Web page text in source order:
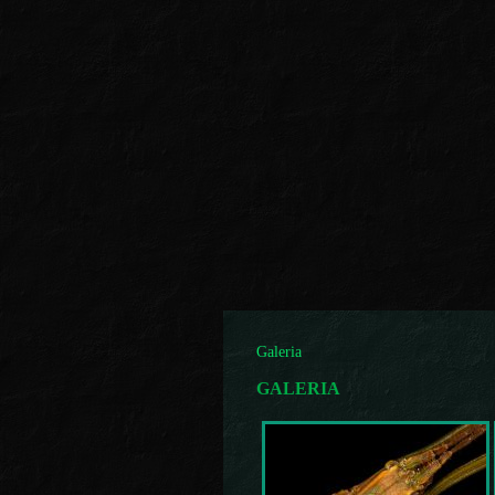
Galeria
GALERIA